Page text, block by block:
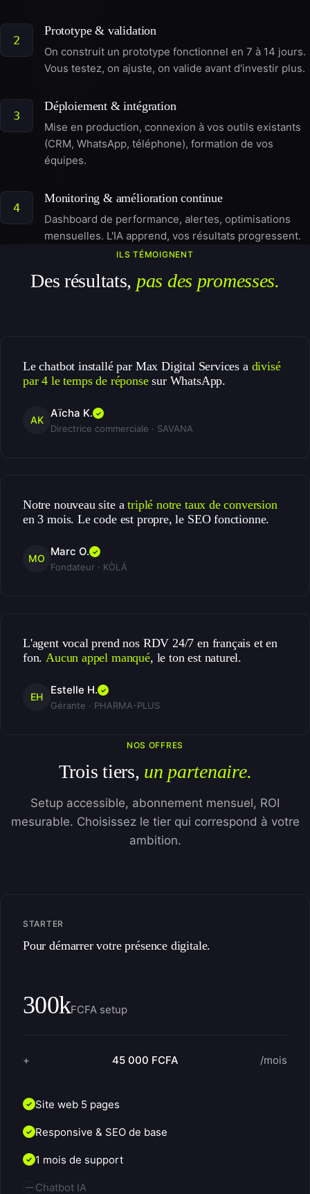
2
Prototype & validation
On construit un prototype fonctionnel en 7 à 14 jours.
Vous testez, on ajuste, on valide avant d'investir plus.
3
Déploiement & intégration
Mise en production, connexion à vos outils existants
(CRM, WhatsApp, téléphone), formation de vos
équipes.
4
Monitoring & amélioration continue
Dashboard de performance, alertes, optimisations
mensuelles. L'IA apprend, vos résultats progressent.
ILS TÉMOIGNENT
Des résultats, pas des promesses.
Le chatbot installé par Max Digital Services a divisé
par 4 le temps de réponsesur WhatsApp.
AK
Aïcha K. ✓
Directrice commerciale · SAVANA
Notre nouveau site atriplé notre taux de conversion
en 3 mois. Le code est propre, le SEO fonctionne.
MO
Marc O. ✓
Fondateur · KÒLÁ
L'agent vocal prend nos RDV 24/7 en français et en
fon.Aucun appel manqué, le ton est naturel.
EH
Estelle H. ✓
Gérante · PHARMA-PLUS
NOS OFFRES
Trois tiers, un partenaire.
Setup accessible, abonnement mensuel, ROI
mesurable. Choisissez le tier qui correspond à votre
ambition.
STARTER
Pour démarrer votre présence digitale.
300kFCFA setup
+ 45 000 FCFA /mois
Site web 5 pages
Responsive & SEO de base
1 mois de support
Chatbot IA